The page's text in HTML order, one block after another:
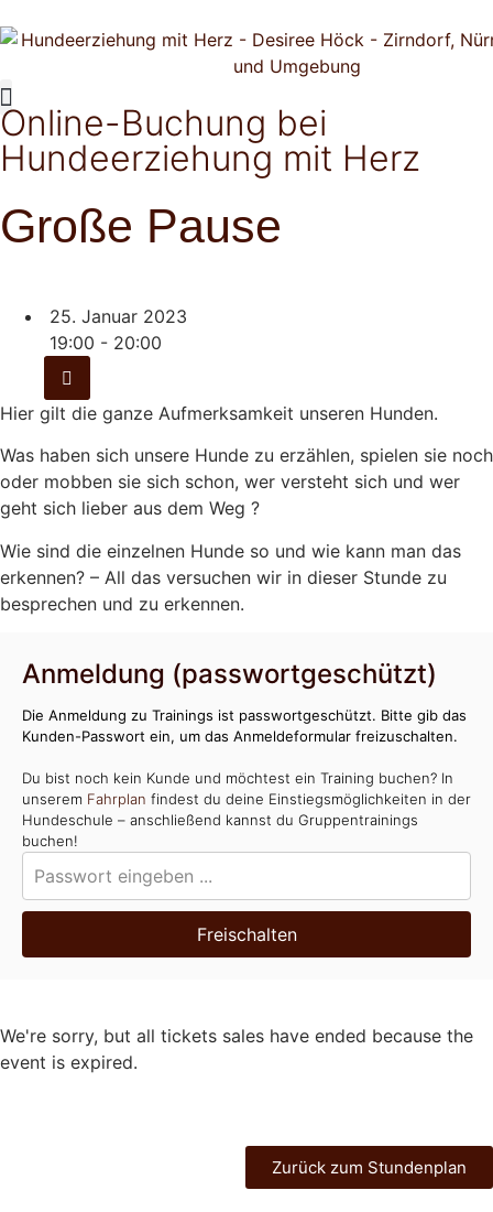
Online-Buchung bei
Hundeerziehung mit Herz
Große Pause
25. Januar 2023
19:00 - 20:00
Hier gilt die ganze Aufmerksamkeit unseren Hunden.
Was haben sich unsere Hunde zu erzählen, spielen sie noch
oder mobben sie sich schon, wer versteht sich und wer
geht sich lieber aus dem Weg ?
Wie sind die einzelnen Hunde so und wie kann man das
erkennen? – All das versuchen wir in dieser Stunde zu
besprechen und zu erkennen.
Anmeldung (passwortgeschützt)
Die Anmeldung zu Trainings ist passwortgeschützt. Bitte gib das
Kunden-Passwort ein, um das Anmeldeformular freizuschalten.
Du bist noch kein Kunde und möchtest ein Training buchen? In
unserem Fahrplan findest du deine Einstiegsmöglichkeiten in der
Hundeschule – anschließend kannst du Gruppentrainings
buchen!
Freischalten
We're sorry, but all tickets sales have ended because the
event is expired.
Zurück zum Stundenplan